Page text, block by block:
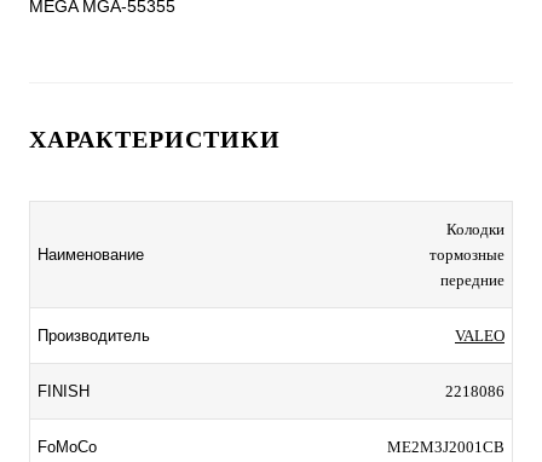
ХАРАКТЕРИСТИКИ
Наименование
Колодки
тормозные
передние
Производитель VALEO
FINISH 2218086
FoMoCo ME2M3J2001CB